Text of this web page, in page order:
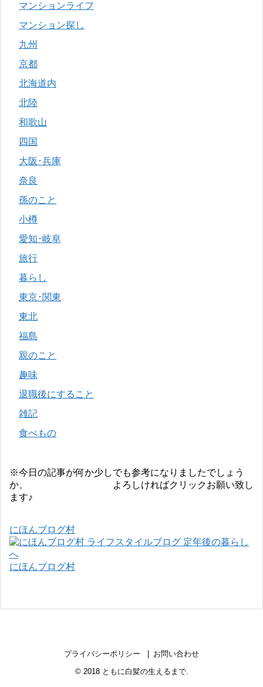
マンションライフ
マンション探し
九州
京都
北海道内
北陸
和歌山
四国
大阪･兵庫
奈良
孫のこと
小樽
愛知･岐阜
旅行
暮らし
東京･関東
東北
福島
親のこと
趣味
退職後にすること
雑記
食べもの
※今日の記事が何か少しでも参考になりましたでしょう
か。 よろしければクリックお願い致し
ます♪
にほんブログ村
にほんブログ村
プライバシーポリシー
お問い合わせ
© 2018 ともに白髪の生えるまで.